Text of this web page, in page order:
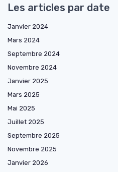
Les articles par date
Janvier 2024
Mars 2024
Septembre 2024
Novembre 2024
Janvier 2025
Mars 2025
Mai 2025
Juillet 2025
Septembre 2025
Novembre 2025
Janvier 2026